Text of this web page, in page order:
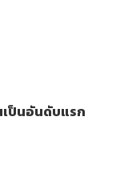
เป็นอันดับแรก